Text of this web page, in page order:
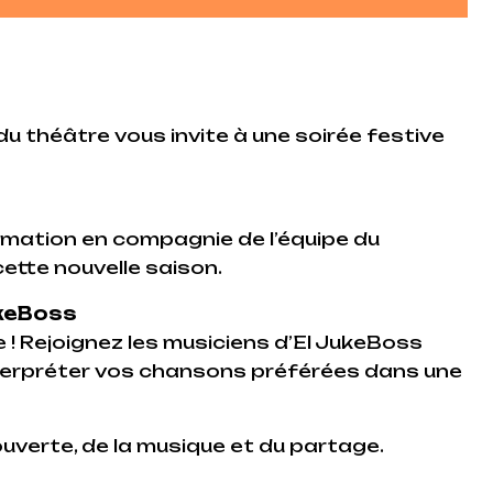
théâtre vous invite à une soirée festive
en compagnie de l’équipe du
nouvelle saison.
Rejoignez les musiciens d’El JukeBoss
vos chansons préférées dans une
de la musique et du partage.